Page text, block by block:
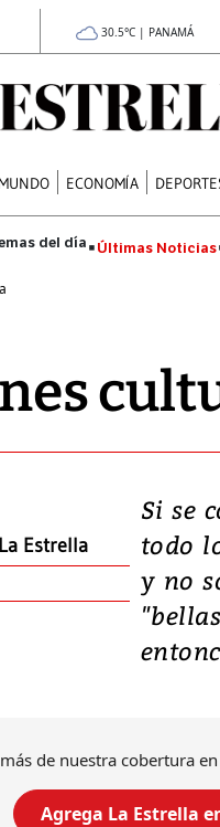
30.5°C | PANAMÁ
ECONOMÍA
Últimas Noticias
Estrella
Si se
todo
y no
de nuestra cobertura
Agrega La Estrella